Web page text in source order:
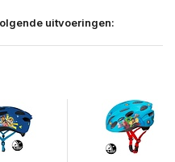
uitvoeringen: